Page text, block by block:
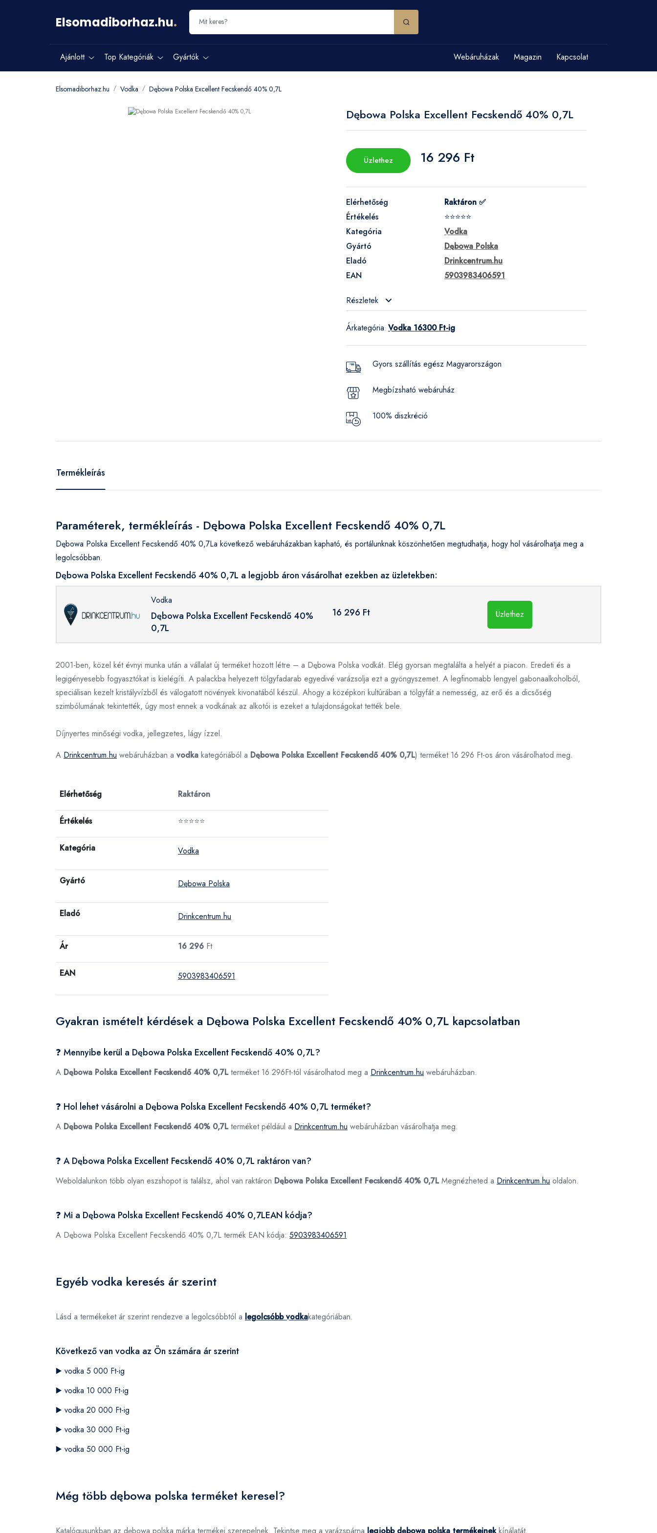
Elsomadiborhaz.hu.
Ajánlott Top Kategóriák Gyártók Webáruházak Magazin Kapcsolat
Elsomadiborhaz.hu Vodka Dębowa Polska Excellent Fecskendő 40% 0,7L
Dębowa Polska Excellent Fecskendő 40% 0,7L
Üzlethez 16 296 Ft
Elérhetőség
Raktáron ✅
Értékelés
⭐⭐⭐⭐⭐
Kategória
Vodka
Gyártó
Dębowa Polska
Eladó
Drinkcentrum.hu
EAN
5903983406591
Részletek
Árkategória: Vodka 16300 Ft-ig
Gyors szállítás egész Magyarországon
Megbízsható webáruház
100% diszkréció
Termékleírás
Paraméterek, termékleírás - Dębowa Polska Excellent Fecskendő 40% 0,7L
Dębowa Polska Excellent Fecskendő 40% 0,7La következő webáruházakban kapható, és portálunknak köszönhetően megtudhatja, hogy hol vásárolhatja meg a
legolcsóbban.
Dębowa Polska Excellent Fecskendő 40% 0,7L a legjobb áron vásárolhat ezekben az üzletekben:
Vodka
Dębowa Polska Excellent Fecskendő 40%
0,7L
16 296 Ft Üzlethez
2001-ben, közel két évnyi munka után a vállalat új terméket hozott létre – a Dębowa Polska vodkát. Elég gyorsan megtalálta a helyét a piacon. Eredeti és a
legigényesebb fogyasztókat is kielégíti. A palackba helyezett tölgyfadarab egyedivé varázsolja ezt a gyöngyszemet. A legfinomabb lengyel gabonaalkoholból,
speciálisan kezelt kristályvízből és válogatott növények kivonatából készül. Ahogy a középkori kultúrában a tölgyfát a nemesség, az erő és a dicsőség
szimbólumának tekintették, úgy most ennek a vodkának az alkotói is ezeket a tulajdonságokat tették bele.
Díjnyertes minőségi vodka, jellegzetes, lágy ízzel.
A Drinkcentrum.hu webáruházban a vodka kategóriából a Dębowa Polska Excellent Fecskendő 40% 0,7L) terméket 16 296 Ft-os áron vásárolhatod meg.
Elérhetőség Raktáron
Értékelés ⭐⭐⭐⭐⭐
Kategória Vodka
Gyártó Dębowa Polska
Eladó Drinkcentrum.hu
Ár 16 296 Ft
EAN 5903983406591
Gyakran ismételt kérdések a Dębowa Polska Excellent Fecskendő 40% 0,7L kapcsolatban
❓ Mennyibe kerül a Dębowa Polska Excellent Fecskendő 40% 0,7L?
A Dębowa Polska Excellent Fecskendő 40% 0,7Lterméket 16 296Ft-tól vásárolhatod meg a Drinkcentrum.hu webáruházban.
❓ Hol lehet vásárolni a Dębowa Polska Excellent Fecskendő 40% 0,7L terméket?
A Dębowa Polska Excellent Fecskendő 40% 0,7Lterméket például a Drinkcentrum.hu webáruházban vásárolhatja meg.
❓ A Dębowa Polska Excellent Fecskendő 40% 0,7L raktáron van?
Weboldalunkon több olyan eszshopot is találsz, ahol van raktáron Dębowa Polska Excellent Fecskendő 40% 0,7LMegnézheted a Drinkcentrum.hu oldalon.
❓ Mi a Dębowa Polska Excellent Fecskendő 40% 0,7LEAN kódja?
A Dębowa Polska Excellent Fecskendő 40% 0,7L termék EAN kódja: 5903983406591
Egyéb vodka keresés ár szerint
Lásd a termékeket ár szerint rendezve a legolcsóbbtól a legolcsóbb vodkakategóriában.
Következő van vodka az Ön számára ár szerint
▶️ vodka 5 000 Ft-ig
▶️ vodka 10 000 Ft-ig
▶️ vodka 20 000 Ft-ig
▶️ vodka 30 000 Ft-ig
▶️ vodka 50 000 Ft-ig
Még több dębowa polska terméket keresel?